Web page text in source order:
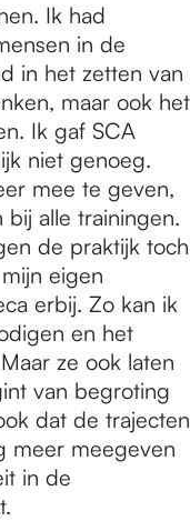
Ik had
in de
in het zetten van
maar ook het
Ik gaf SCA
niet genoeg.
mee te geven,
alle trainingen.
de praktijk toch
eigen
erbij. Zo kan ik
en het
ze ook laten
van begroting
dat de trajecten
meer meegeven
in de